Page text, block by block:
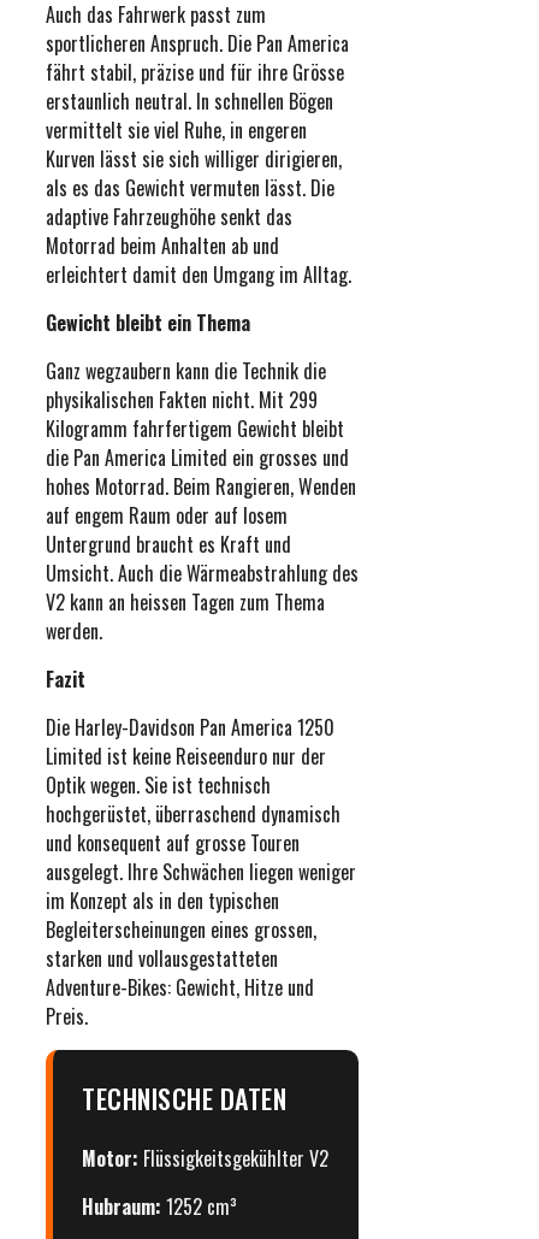
Auch das Fahrwerk passt zum
sportlicheren Anspruch. Die Pan America
fährt stabil, präzise und für ihre Grösse
erstaunlich neutral. In schnellen Bögen
vermittelt sie viel Ruhe, in engeren
Kurven lässt sie sich williger dirigieren,
als es das Gewicht vermuten lässt. Die
adaptive Fahrzeughöhe senkt das
Motorrad beim Anhalten ab und
erleichtert damit den Umgang im Alltag.
Gewicht bleibt ein Thema
Ganz wegzaubern kann die Technik die
physikalischen Fakten nicht. Mit 299
Kilogramm fahrfertigem Gewicht bleibt
die Pan America Limited ein grosses und
hohes Motorrad. Beim Rangieren, Wenden
auf engem Raum oder auf losem
Untergrund braucht es Kraft und
Umsicht. Auch die Wärmeabstrahlung des
V2 kann an heissen Tagen zum Thema
werden.
Fazit
Die Harley-Davidson Pan America 1250
Limited ist keine Reiseenduro nur der
Optik wegen. Sie ist technisch
hochgerüstet, überraschend dynamisch
und konsequent auf grosse Touren
ausgelegt. Ihre Schwächen liegen weniger
im Konzept als in den typischen
Begleiterscheinungen eines grossen,
starken und vollausgestatteten
Adventure-Bikes: Gewicht, Hitze und
Preis.
TECHNISCHE DATEN
Motor: Flüssigkeitsgekühlter V2
Hubraum: 1252 cm³